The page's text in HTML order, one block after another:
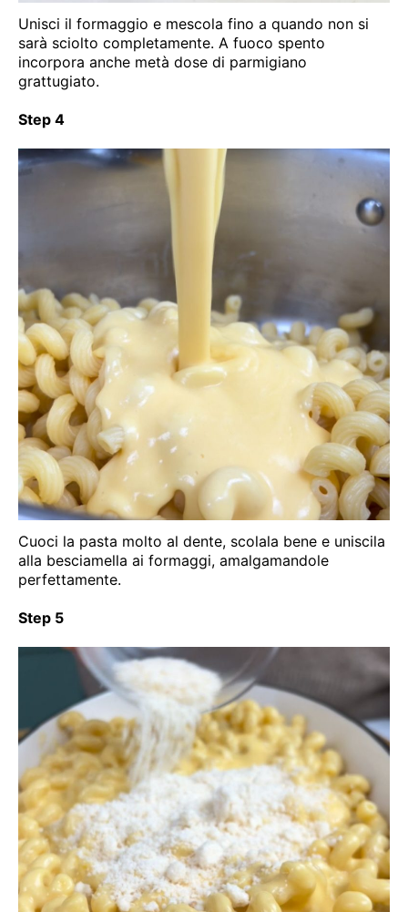
Unisci il formaggio e mescola fino a quando non si
sarà sciolto completamente. A fuoco spento
incorpora anche metà dose di parmigiano
grattugiato.
Step 4
Cuoci la pasta molto al dente, scolala bene e uniscila
alla besciamella ai formaggi, amalgamandole
perfettamente.
Step 5